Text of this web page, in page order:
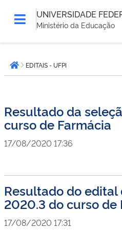
UNIVERSIDADE
Ministério da Educação
está
aqui:Página inicial
EDITAIS - UFPI
Resultado da
curso de Farmácia
17/08/2020 17:36
Resultado do
2020.3 do curso de
17/08/2020 17:31